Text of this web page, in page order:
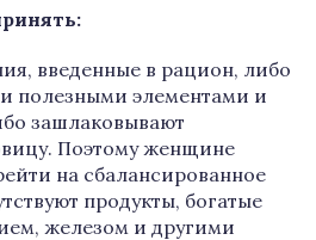
введенные в рацион, либо
полезными элементами и
зашлаковывают
Поэтому женщине
на сбалансированное
продукты, богатые
железом и другими